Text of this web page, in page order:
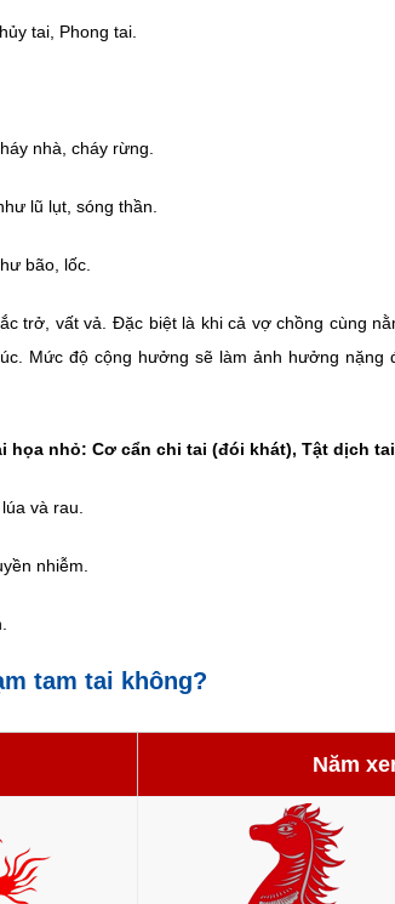
tai, Phong tai.
nhà, cháy rừng.
lũ lụt, sóng thần.
bão, lốc.
trở, vất vả. Đặc biệt là khi cả vợ chồng cùng
Mức độ cộng hưởng sẽ làm ảnh hưởng nặng
họa nhỏ: Cơ cẩn chi tai (đói khát), Tật dịch
và rau.
nhiễm.
tam tai không?
Năm